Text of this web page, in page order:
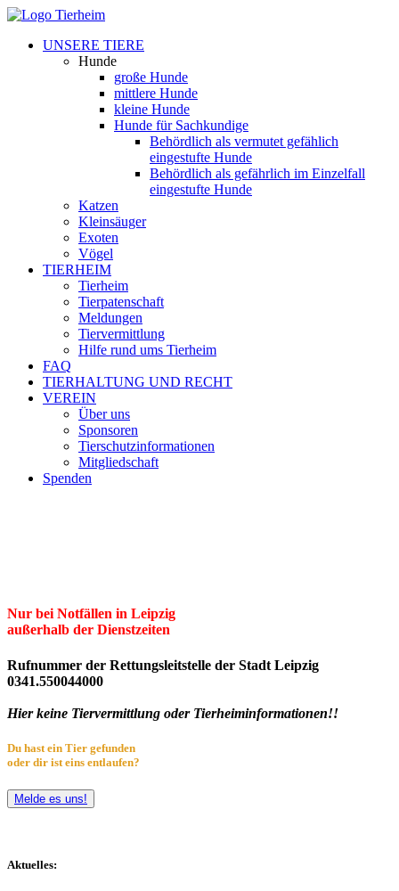
UNSERE TIERE
Hunde
große Hunde
mittlere Hunde
kleine Hunde
Hunde für Sachkundige
Behördlich als vermutet gefählich
eingestufte Hunde
Behördlich als gefährlich im Einzelfall
eingestufte Hunde
Katzen
Kleinsäuger
Exoten
Vögel
TIERHEIM
Tierheim
Tierpatenschaft
Meldungen
Tiervermittlung
Hilfe rund ums Tierheim
FAQ
TIERHALTUNG UND RECHT
VEREIN
Über uns
Sponsoren
Tierschutzinformationen
Mitgliedschaft
Spenden
Nur bei Notfällen in Leipzig
außerhalb der Dienstzeiten
Rufnummer der Rettungsleitstelle der Stadt Leipzig
0341.550044000
Hier keine Tiervermittlung oder Tierheiminformationen!!
Du hast ein Tier gefunden
oder dir ist eins entlaufen?
Melde es uns!
Aktuelles: